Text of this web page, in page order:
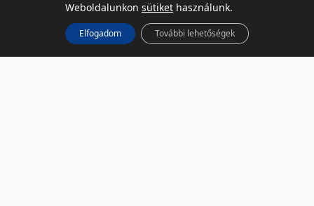
Weboldalunkon sütiket használunk.
Elfogadom További lehetőségek